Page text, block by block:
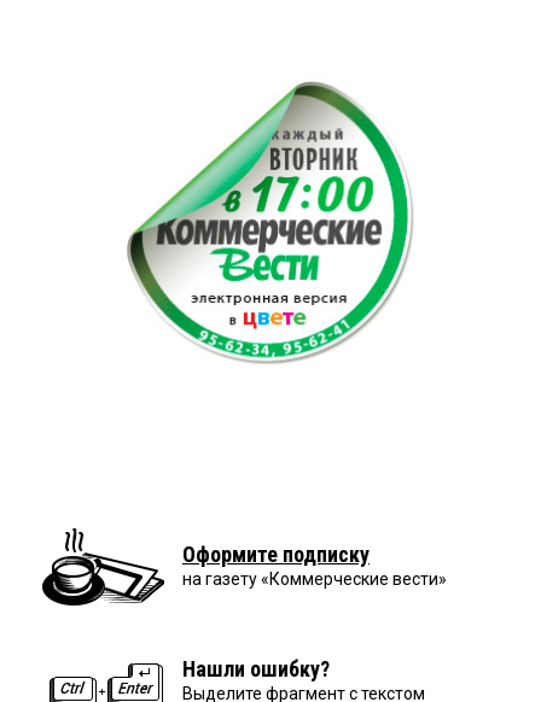
Оформите подписку
на газету «Коммерческие вести»
Нашли ошибку?
Выделите фрагмент с текстом